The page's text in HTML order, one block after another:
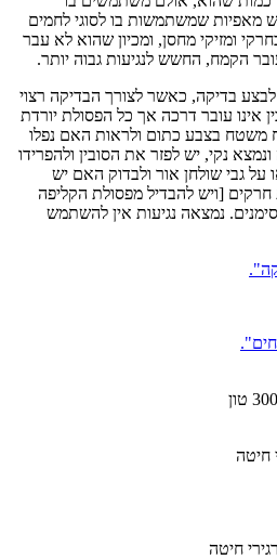
מאפיות שמשתמשות בו לסוגי לחמים
ומזיקי מחסן, ומכיון שהוא לא עבר
הקמח, החשש לנגיעות גבוה יותר.
בדיקה, כאשר לצורך הבדיקה רצוי
אינו עובר דרכה אך כל הפסולת יורדת
משטח בצבע כתום ולראות האם נפלו
נקי, יש לפזר את הסובין ולהפרידו
גבי שולחן אור ולבדוק האם יש
חרקים [ויש להבדיל מפסולת הקליפה
נמצאה נגיעות אין להשתמש
חיטה
חיטה